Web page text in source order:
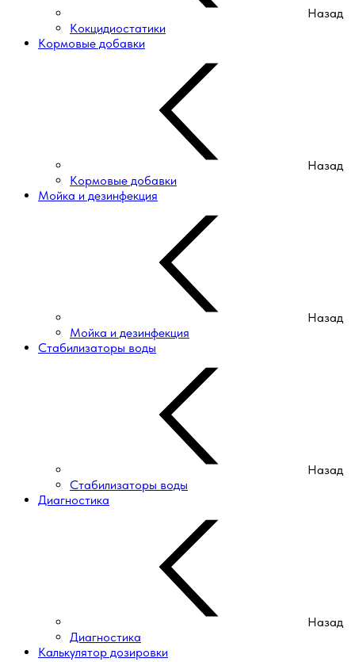
Назад
Кокцидиостатики
Кормовые добавки
Назад
Кормовые добавки
Мойка и дезинфекция
Назад
Мойка и дезинфекция
Стабилизаторы воды
Назад
Стабилизаторы воды
Диагностика
Назад
Диагностика
Калькулятор дозировки